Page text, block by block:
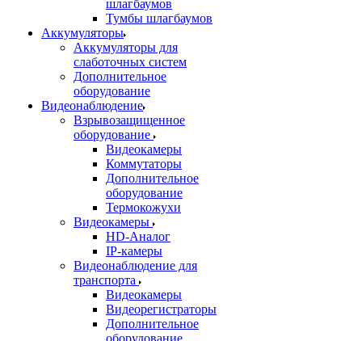
шлагбаумов
Тумбы шлагбаумов
Аккумуляторы
Аккумуляторы для
слаботочных систем
Дополнительное
оборудование
Видеонаблюдение
Взрывозащищенное
оборудование
Видеокамеры
Коммутаторы
Дополнительное
оборудование
Термокожухи
Видеокамеры
HD-Аналог
IP-камеры
Видеонаблюдение для
транспорта
Видеокамеры
Видеорегистраторы
Дополнительное
оборудование